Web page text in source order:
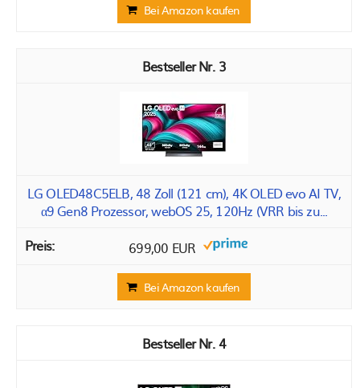
Bei Amazon kaufen
3
LG OLED48C5ELB, 48 Zoll (121 cm), 4K OLED evo AI TV,
α9 Gen8 Prozessor, webOS 25, 120Hz (VRR bis zu...
699,00 EUR
Bei Amazon kaufen
4